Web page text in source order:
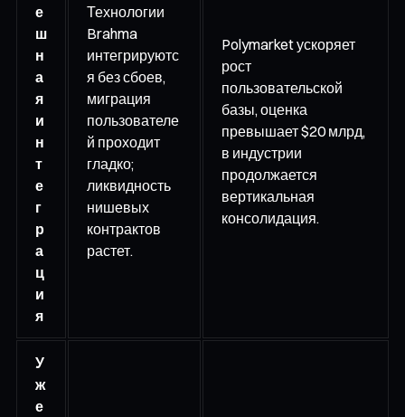
е
ш
н
а
я
и
н
т
е
г
р
а
ц
и
я
Технологии
Brahma
интегрируютс
я без сбоев,
миграция
пользователе
й проходит
гладко;
ликвидность
нишевых
контрактов
растет.
Polymarket ускоряет
рост
пользовательской
базы, оценка
превышает $20 млрд,
в индустрии
продолжается
вертикальная
консолидация.
У
ж
е